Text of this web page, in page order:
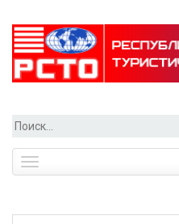
Найти: